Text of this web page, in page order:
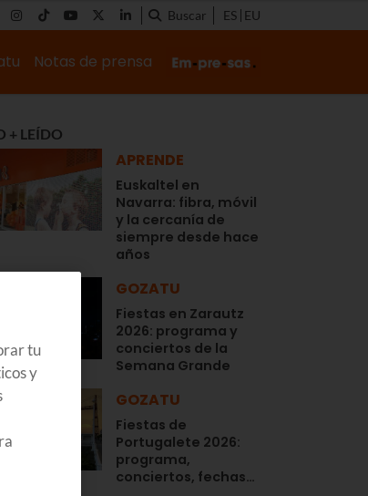
Buscar ES EU
Notas de prensa
+ LEÍDO
APRENDE
Euskaltel en
Navarra: fibra, móvil
y la cercanía de
siempre desde hace
años
GOZATU
Fiestas en Zarautz
2026: programa y
conciertos de la
Semana Grande
GOZATU
Fiestas de
Portugalete 2026:
programa,
conciertos, fechas…
tu
y